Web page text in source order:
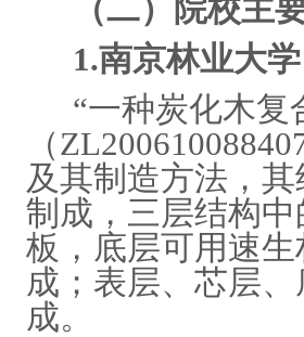
（二）院校主
1.南京林业大
“一种炭化木
（
及其制造方法，
制成，三层结构
板，底层可用速
成；表层、芯层
成。